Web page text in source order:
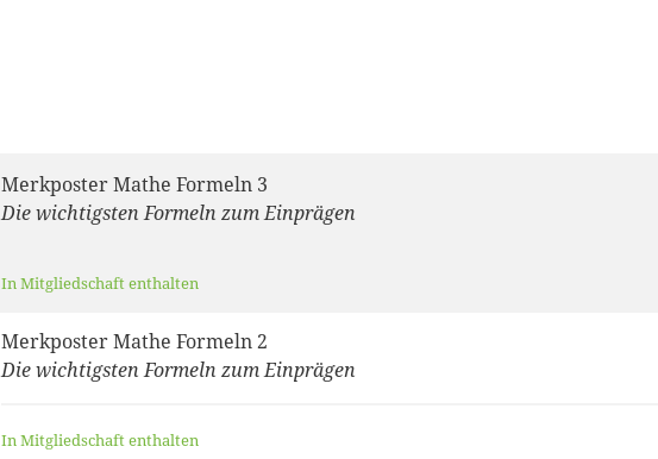
Merkposter Mathe Formeln 3
Die wichtigsten Formeln zum Einprägen
In Mitgliedschaft enthalten
Merkposter Mathe Formeln 2
Die wichtigsten Formeln zum Einprägen
In Mitgliedschaft enthalten